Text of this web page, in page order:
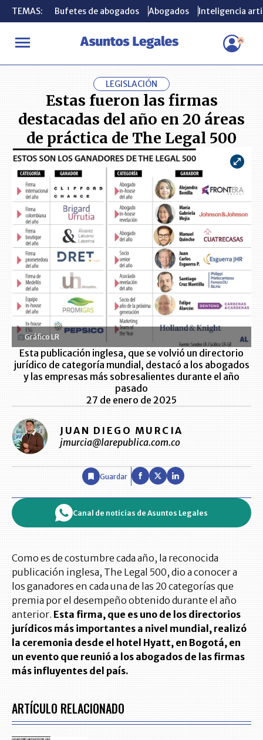
TEMAS: Bufetes de abogados Abogados Inteligencia
INICIO ACTUALIDAD Estas fueron las firmas destacadas del
TEMAS: Bufetes de abogados Abogados Inteligencia
LEGISLACIÓN
Estas fueron las firmas
destacadas del año en 20 áreas
de práctica de The Legal 500
Gráfico LR
Esta publicación inglesa, que se volvió un directorio
jurídico de categoría mundial, destacó a los abogados
y las empresas más sobresalientes durante el año
pasado
27 de enero de 2025
JUAN DIEGO MURCIA
jmurcia@larepublica.com.co
Guardar
Canal de noticias de Asuntos Legales
Como es de costumbre cada año, la reconocida
publicación inglesa, The Legal 500, dio a conocer a
los ganadores en cada una de las 20 categorías que
premia por el desempeño obtenido durante el año
anterior. Esta firma, que es uno de los directorios
jurídicos más importantes a nivel mundial, realizó
la ceremonia desde el hotel Hyatt, en Bogotá, en
un evento que reunió a los abogados de las firmas
más influyentes del país.
ARTÍCULO RELACIONADO